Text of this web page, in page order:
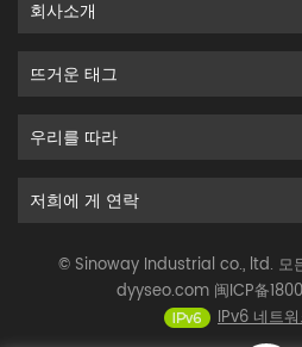
회사소개
뜨거운 태그
우리를 따라
저희에 게 연락
© Sinoway Industrial co., ltd. 모
dyyseo.com 闽ICP备
IPv6 네트